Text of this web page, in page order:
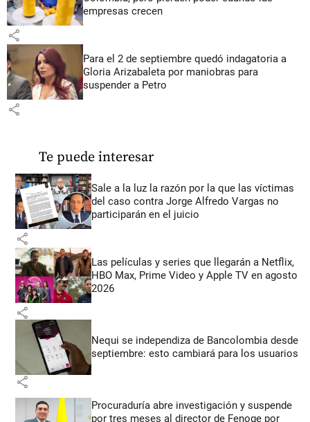
empresas crecen
share
Para el 2 de septiembre quedó indagatoria a
Gloria Arizabaleta por maniobras para
suspender a Petro
share
Te puede interesar
Sale a la luz la razón por la que las víctimas
del caso contra Jorge Alfredo Vargas no
participarán en el juicio
share
Las películas y series que llegarán a Netflix,
HBO Max, Prime Video y Apple TV en agosto
2026
share
Nequi se independiza de Bancolombia desde
septiembre: esto cambiará para los usuarios
share
Procuraduría abre investigación y suspende
por tres meses al director de Fenoge por